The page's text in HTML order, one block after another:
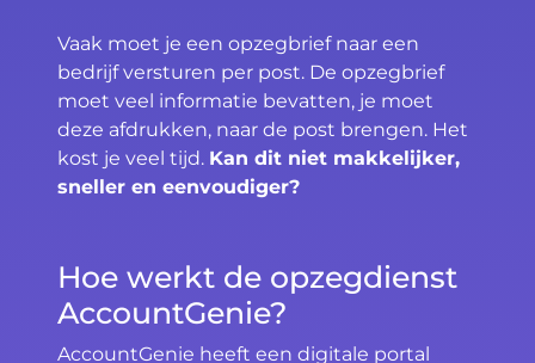
Vaak moet je een opzegbrief naar een
bedrijf versturen per post. De opzegbrief
moet veel informatie bevatten, je moet
deze afdrukken, naar de post brengen. Het
kost je veel tijd. Kan dit niet makkelijker,
sneller en eenvoudiger?
Hoe werkt de opzegdienst
AccountGenie?
AccountGenie heeft een digitale portal